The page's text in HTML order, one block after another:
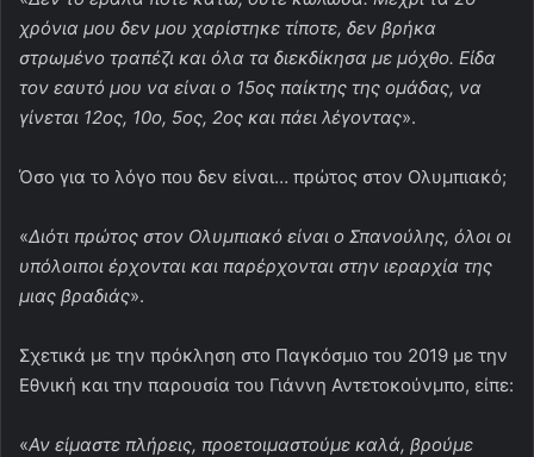
χρόνια μου δεν μου χαρίστηκε τίποτε, δεν βρήκα
στρωμένο τραπέζι και όλα τα διεκδίκησα με μόχθο. Είδα
τον εαυτό μου να είναι ο 15ος παίκτης της ομάδας, να
γίνεται 12ος, 10ο, 5ος, 2ος και πάει λέγοντας».
Όσο για το λόγο που δεν είναι… πρώτος στον Ολυμπιακό;
«Διότι πρώτος στον Ολυμπιακό είναι ο Σπανούλης, όλοι οι
υπόλοιποι έρχονται και παρέρχονται στην ιεραρχία της
μιας βραδιάς».
Σχετικά με την πρόκληση στο Παγκόσμιο του 2019 με την
Εθνική και την παρουσία του Γιάννη Αντετοκούνμπο, είπε:
«Αν είμαστε πλήρεις, προετοιμαστούμε καλά, βρούμε